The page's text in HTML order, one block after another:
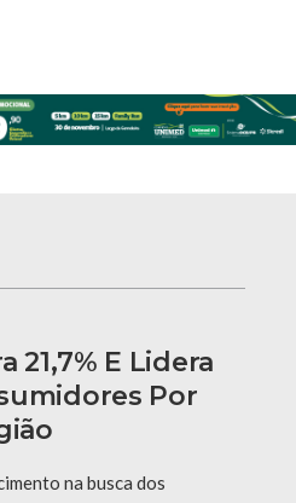
21,7% E Lidera
Por
na busca dos